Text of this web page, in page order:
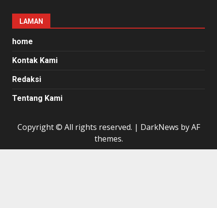
LAMAN
home
Kontak Kami
Redaksi
Tentang Kami
Copyright © All rights reserved. | DarkNews by AF
themes.